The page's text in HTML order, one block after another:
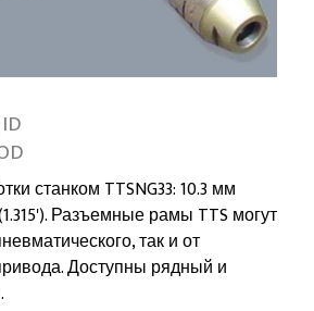
станком TTSNG33: 10.3 мм
Разъемные рамы TTS могут
так и от
Доступны рядный и